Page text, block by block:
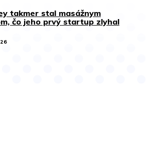
takmer stal masážnym
čo jeho prvý startup zlyhal